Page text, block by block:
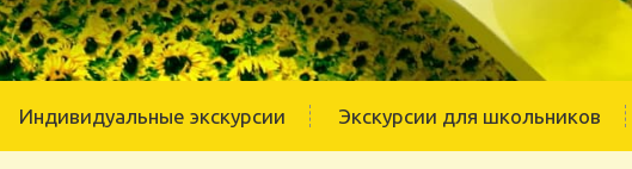
Индивидуальные экскурсии Экскурсии для школьников